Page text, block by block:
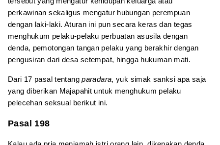
perkawinan sekaligus mengatur hubungan perempuan
dengan laki-laki. Aturan ini pun secara keras dan tegas
menghukum pelaku-pelaku perbuatan asusila dengan
denda, pemotongan tangan pelaku yang berakhir dengan
pengusiran dari desa setempat, hingga hukuman mati.
Dari 17 pasal tentangparadara, yuk simak sanksi apa saja
yang diberikan Majapahit untuk menghukum pelaku
pelecehan seksual berikut ini.
Pasal 198